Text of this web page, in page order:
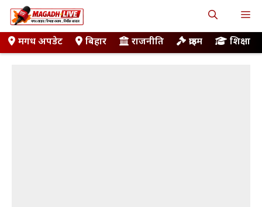
Skip
to
contentमगध अपडेट बिहार राजनीति क्राइम शिक्षा